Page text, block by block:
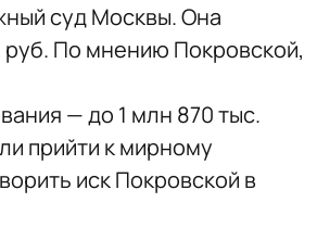
суд Москвы. Она
руб. По мнению Покровской,
— до 1 млн 870 тыс.
прийти к мирному
иск Покровской в